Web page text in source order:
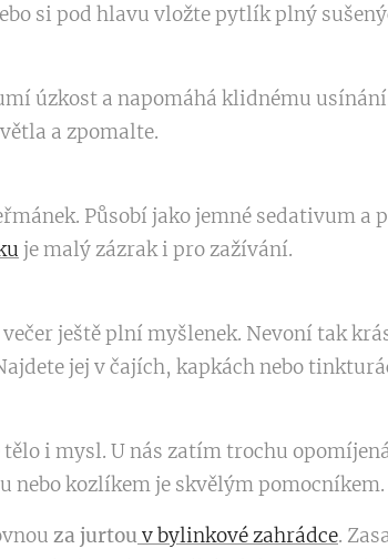
si pod hlavu vložte pytlík plný
úzkost a napomáhá klidnému
a zpomalte.
Působí jako jemné sedativum a
je malý zázrak i pro zažívání.
ještě plní myšlenek. Nevoní tak
jej v čajích, kapkách nebo
i mysl. U nás zatím trochu
nebo kozlíkem je skvělým pomocníkem.
za jurtouv bylinkové zahrádce.